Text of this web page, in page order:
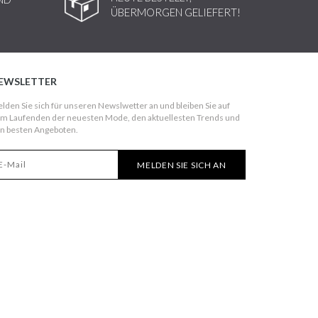
ÜBERMORGEN GELIEFERT!
Sie sich für unseren Newslwetter an und bleiben Sie auf
Laufenden der neuesten Mode, den aktuellesten Trends und
besten Angeboten.
MELDEN SIE SICH AN